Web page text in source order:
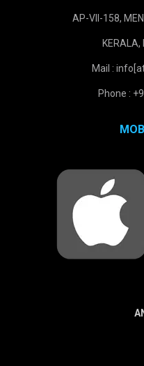
AP-VII-158,
Mail :
Phone :